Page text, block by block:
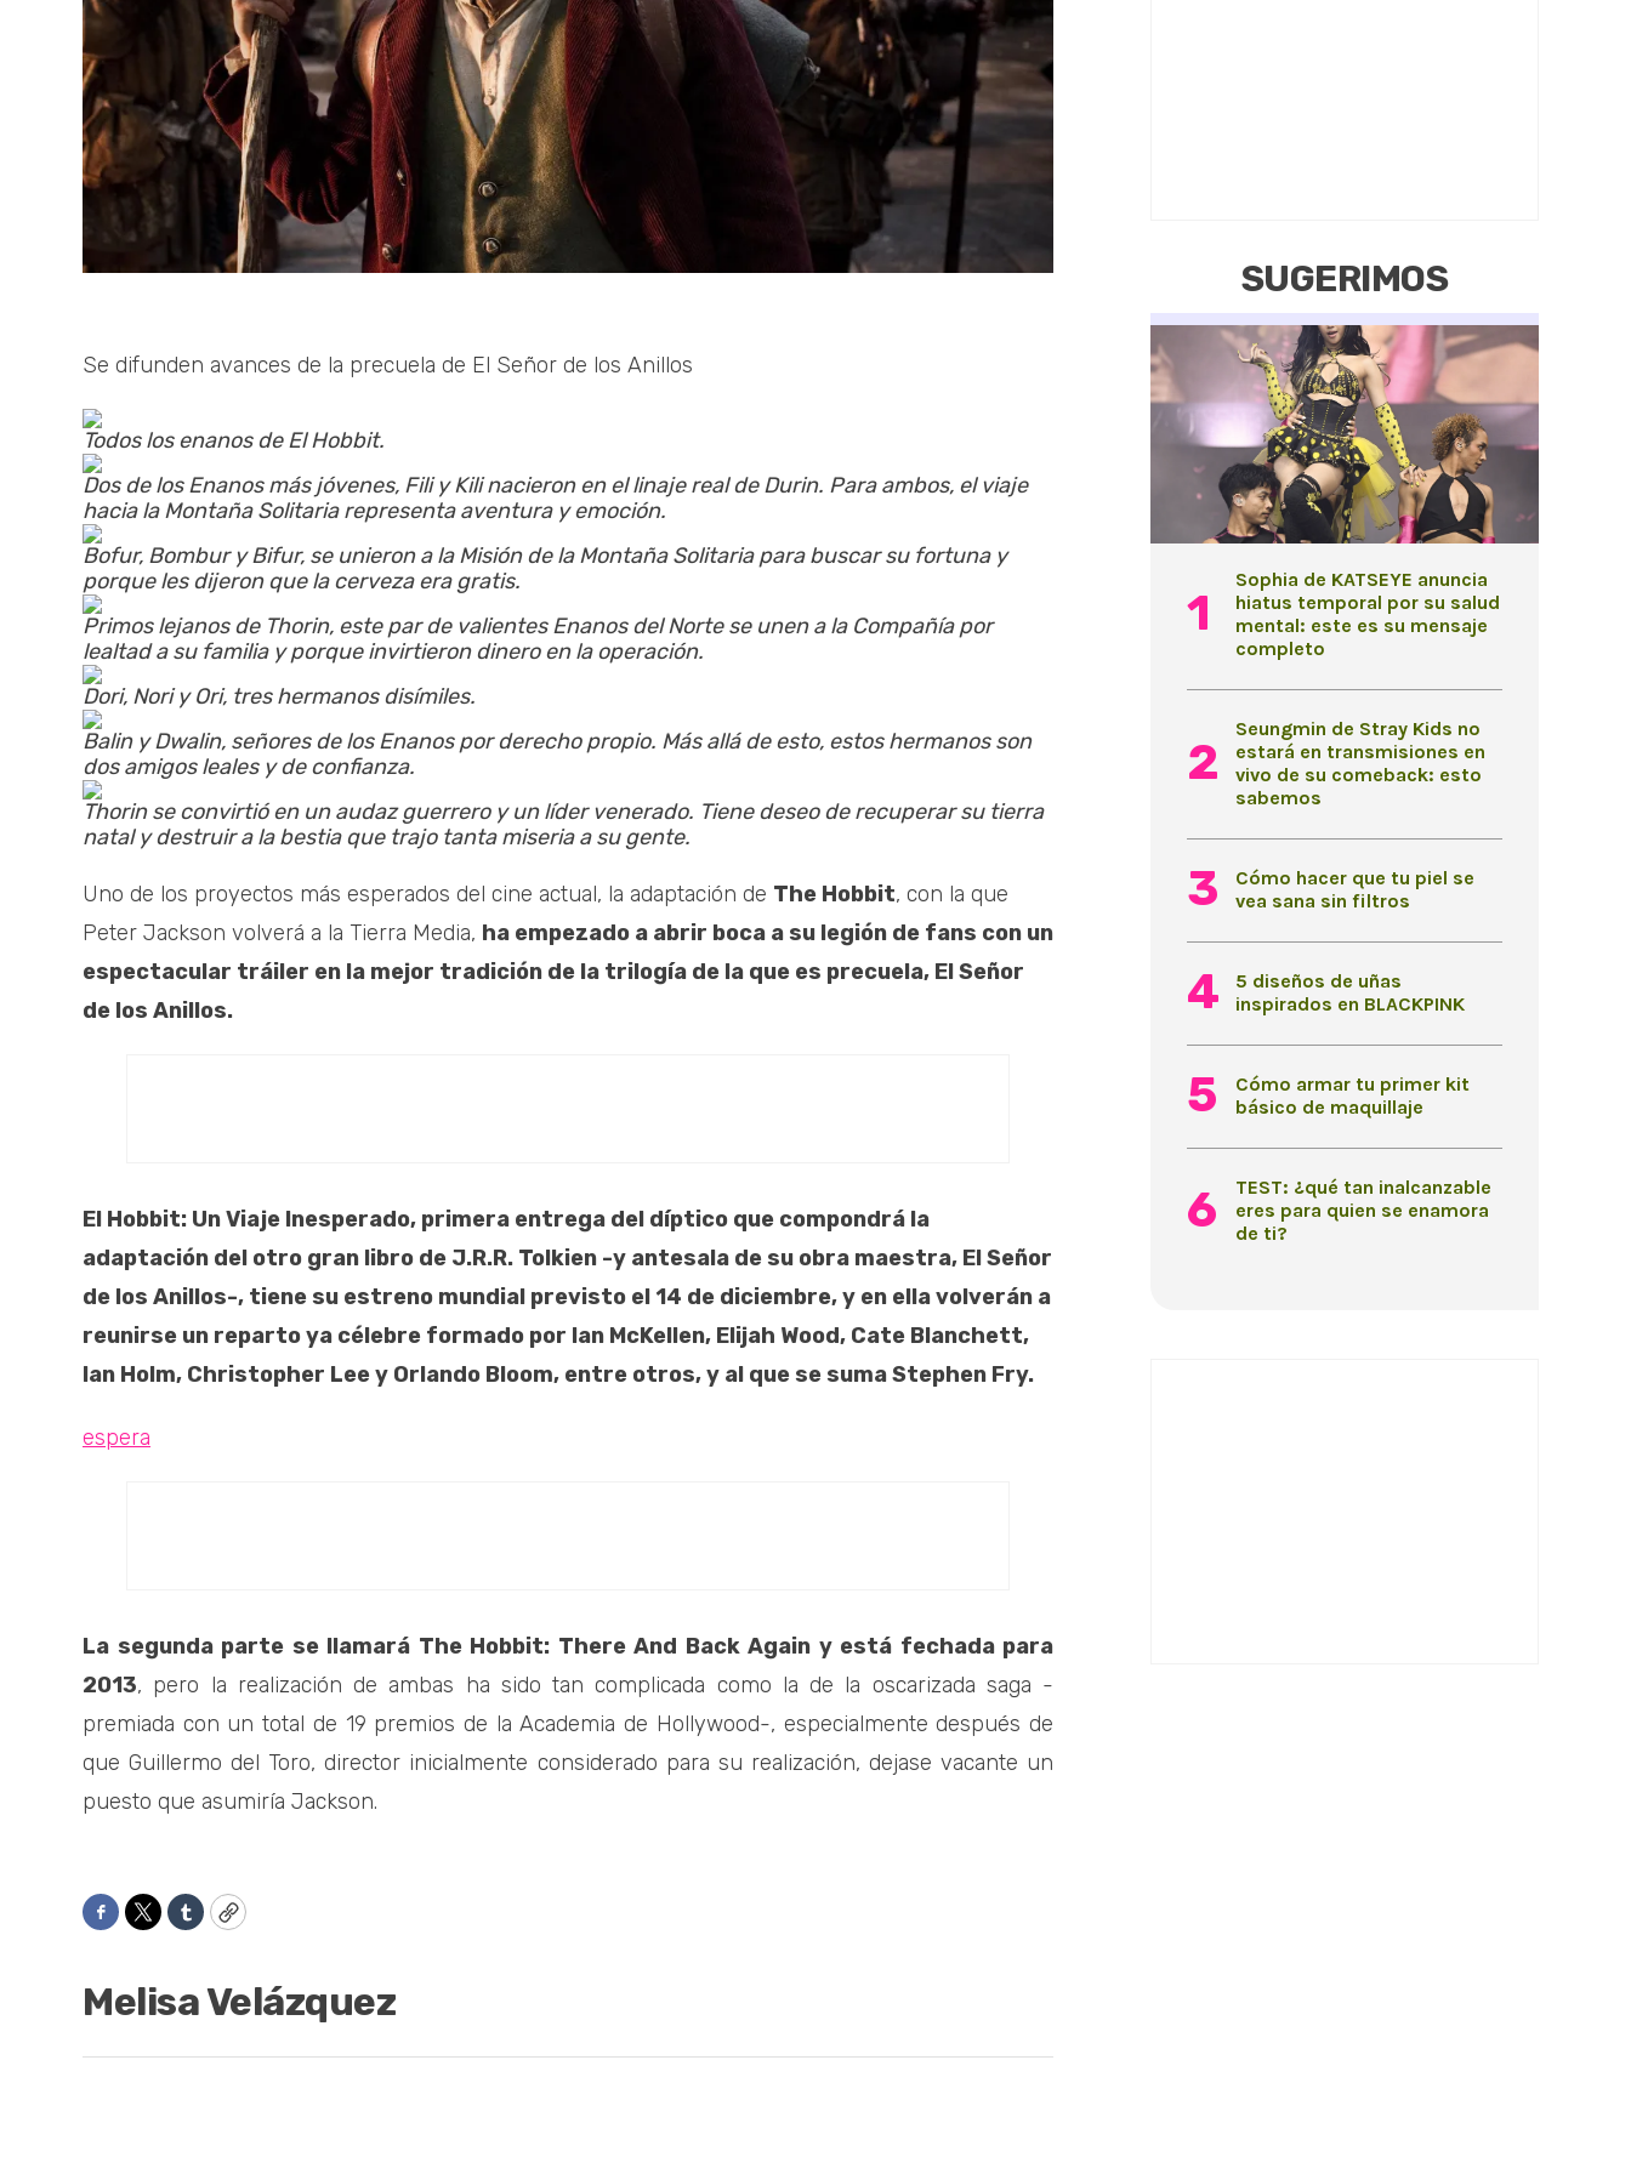
Se difunden avances de la precuela de El Señor de los Anillos
Todos los enanos de El Hobbit.
Dos de los Enanos más jóvenes, Fili y Kili nacieron en el linaje real de Durin. Para ambos, el viaje
hacia la Montaña Solitaria representa aventura y emoción.
Bofur, Bombur y Bifur, se unieron a la Misión de la Montaña Solitaria para buscar su fortuna y
porque les dijeron que la cerveza era gratis.
Primos lejanos de Thorin, este par de valientes Enanos del Norte se unen a la Compañía por
lealtad a su familia y porque invirtieron dinero en la operación.
Dori, Nori y Ori, tres hermanos disímiles.
Balin y Dwalin, señores de los Enanos por derecho propio. Más allá de esto, estos hermanos son
dos amigos leales y de confianza.
Thorin se convirtió en un audaz guerrero y un líder venerado. Tiene deseo de recuperar su tierra
natal y destruir a la bestia que trajo tanta miseria a su gente.
Uno de los proyectos más esperados del cine actual, la adaptación de The Hobbit, con la que
Peter Jackson volverá a la Tierra Media, ha empezado a abrir boca a su legión de fans con un
espectacular tráiler en la mejor tradición de la trilogía de la que es precuela, El Señor
de los Anillos.
El Hobbit: Un Viaje Inesperado, primera entrega del díptico que compondrá la
adaptación del otro gran libro de J.R.R. Tolkien -y antesala de su obra maestra, El Señor
de los Anillos-, tiene su estreno mundial previsto el 14 de diciembre, y en ella volverán a
reunirse un reparto ya célebre formado por Ian McKellen, Elijah Wood, Cate Blanchett,
Ian Holm, Christopher Lee y Orlando Bloom, entre otros, y al que se suma Stephen Fry.
espera
La segunda parte se llamará The Hobbit: There And Back Again y está fechada para
2013, pero la realización de ambas ha sido tan complicada como la de la oscarizada saga -
premiada con un total de 19 premios de la Academia de Hollywood-, especialmente después de
que Guillermo del Toro, director inicialmente considerado para su realización, dejase vacante un
puesto que asumiría Jackson.
Facebook
TwitterTumblrCopy
Melisa Velázquez
SUGERIMOS
Sophia de KATSEYE anuncia
hiatus temporal por su salud
mental: este es su mensaje
completo
Seungmin de Stray Kids no
estará en transmisiones en
vivo de su comeback: esto
sabemos
Cómo hacer que tu piel se
vea sana sin filtros
5 diseños de uñas
inspirados en BLACKPINK
Cómo armar tu primer kit
básico de maquillaje
TEST: ¿qué tan inalcanzable
eres para quien se enamora
de ti?